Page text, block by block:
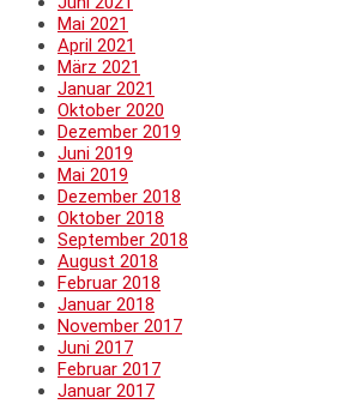
Mai 2021
April 2021
März 2021
Januar 2021
Oktober 2020
Dezember 2019
Juni 2019
Mai 2019
Dezember 2018
Oktober 2018
September 2018
August 2018
Februar 2018
Januar 2018
November 2017
Juni 2017
Februar 2017
Januar 2017